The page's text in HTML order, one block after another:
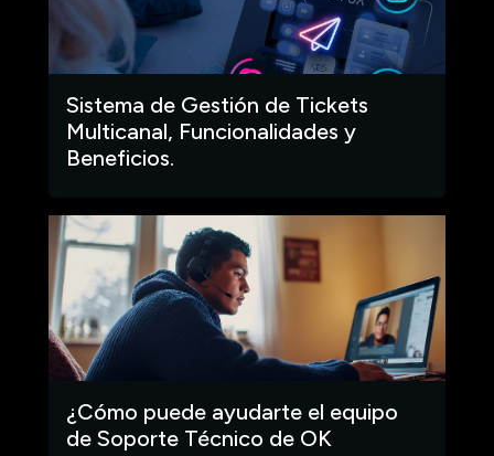
Sistema de Gestión de Tickets
Multicanal, Funcionalidades y
Beneficios.
¿Cómo puede ayudarte el equipo
de Soporte Técnico de OK